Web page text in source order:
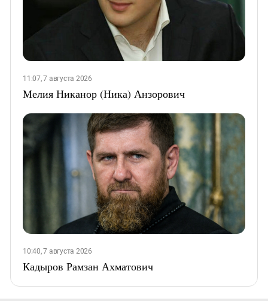
11:07, 7 августа 2026
Мелия Никанор (Ника) Анзорович
10:40, 7 августа 2026
Кадыров Рамзан Ахматович